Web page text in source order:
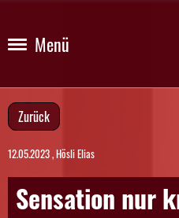
Menü
Zurück
12.05.2023, Hösli Elias
Sensation nur